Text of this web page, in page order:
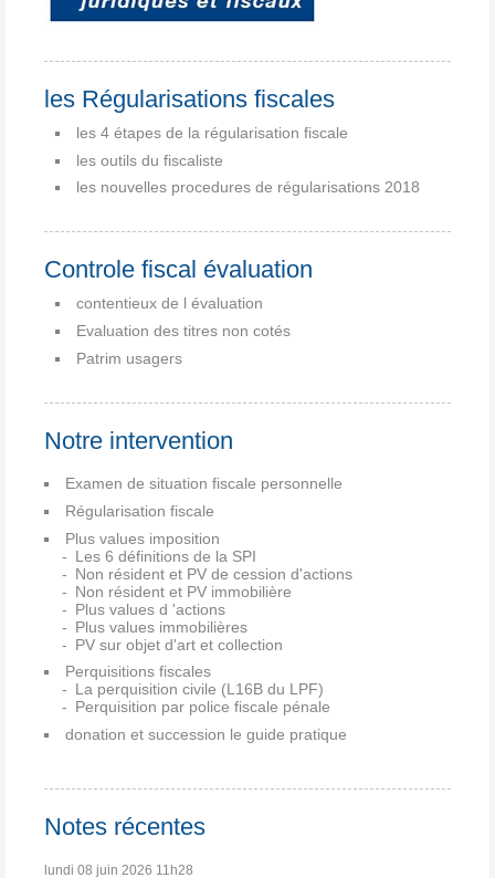
les Régularisations fiscales
les 4 étapes de la régularisation fiscale
les outils du fiscaliste
les nouvelles procedures de régularisations 2018
Controle fiscal évaluation
contentieux de l évaluation
Evaluation des titres non cotés
Patrim usagers
Notre intervention
Examen de situation fiscale personnelle
Régularisation fiscale
Plus values imposition
Les 6 définitions de la SPI
Non résident et PV de cession d'actions
Non résident et PV immobilière
Plus values d 'actions
Plus values immobilières
PV sur objet d'art et collection
Perquisitions fiscales
La perquisition civile (L16B du LPF)
Perquisition par police fiscale pénale
donation et succession le guide pratique
Notes récentes
lundi 08 juin 2026 11h28